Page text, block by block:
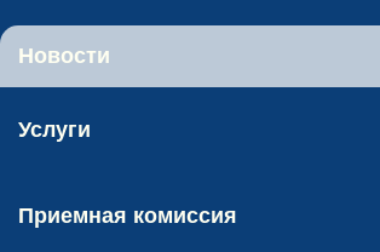
Новости
Услуги
Приемная комиссия